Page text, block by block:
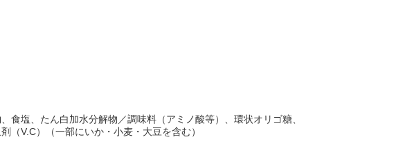
食塩、たん白加水分解物／調味料（アミノ酸等）、環状オリゴ糖、
（V.C）（一部にいか・小麦・大豆を含む）